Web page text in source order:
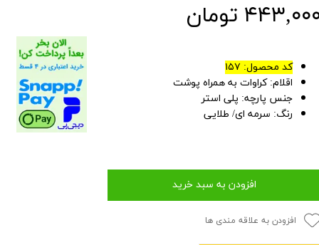
تومان
کد محصول: ۱۵۷
اقلام: کراوات به همراه پوشت
جنس پارچه: پلی استر
رنگ: سرمه ای/ طلایی
افزودن به سبد خرید
افزودن به علاقه مندی ها